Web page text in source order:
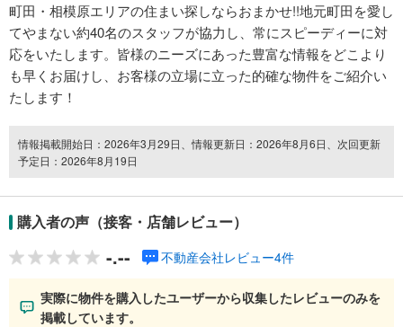
町田・相模原エリアの住まい探しならおまかせ!!地元町田を愛し
てやまない約40名のスタッフが協力し、常にスピーディーに対
応をいたします。皆様のニーズにあった豊富な情報をどこより
も早くお届けし、お客様の立場に立った的確な物件をご紹介い
たします！
情報掲載開始日：2026年3月29日、情報更新日：2026年8月6日、次回更新
予定日：2026年8月19日
購入者の声（接客・店舗レビュー）
-.-- 不動産会社レビュー4件
実際に物件を購入したユーザーから収集したレビューのみを
掲載しています。